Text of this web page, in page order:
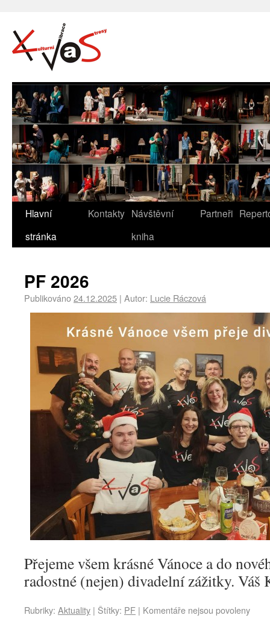
Hlavní
stránka
Kontakty Návštěvní
kniha
Partneři
PF 2026
Publikováno24.12.2025 | Autor: Lucie Ráczová
Přejeme všem krásné Vánoce a do
radostné (nejen) divadelní zážitky. Váš
Rubriky: Aktuality | Štítky: PF | Komentáře nejsou povoleny